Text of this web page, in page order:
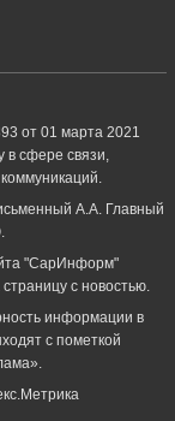
от 01 марта 2021
сфере связи,
А.А. Главный
"СарИнформ"
с новостью.
информации в
с пометкой